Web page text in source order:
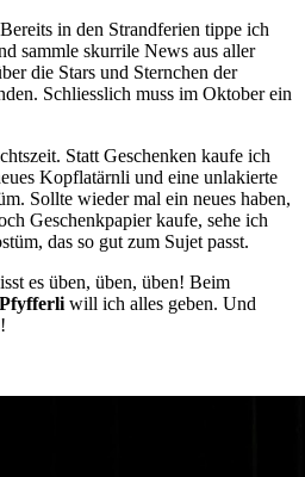
Bereits in den Strandferien tippe ich
sammle skurrile News aus aller
die Stars und Sternchen der
Schliesslich muss im Oktober ein
Statt Geschenken kaufe ich
Kopflatärnli und eine unlakierte
Sollte wieder mal ein neues haben,
Geschenkpapier kaufe, sehe ich
das so gut zum Sujet passt.
will ich alles geben. Und